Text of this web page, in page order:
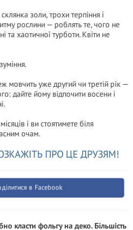
золи, трохи терпіння і
рослини — роблять те, чого не
та хаотичної турботи. Квіти не
мовчить уже другий чи третій рік —
дайте йому відпочити восени і
і ви стоятимете біля
очам.
ПРО ЦЕ ДРУЗЯМ!
в Facebook